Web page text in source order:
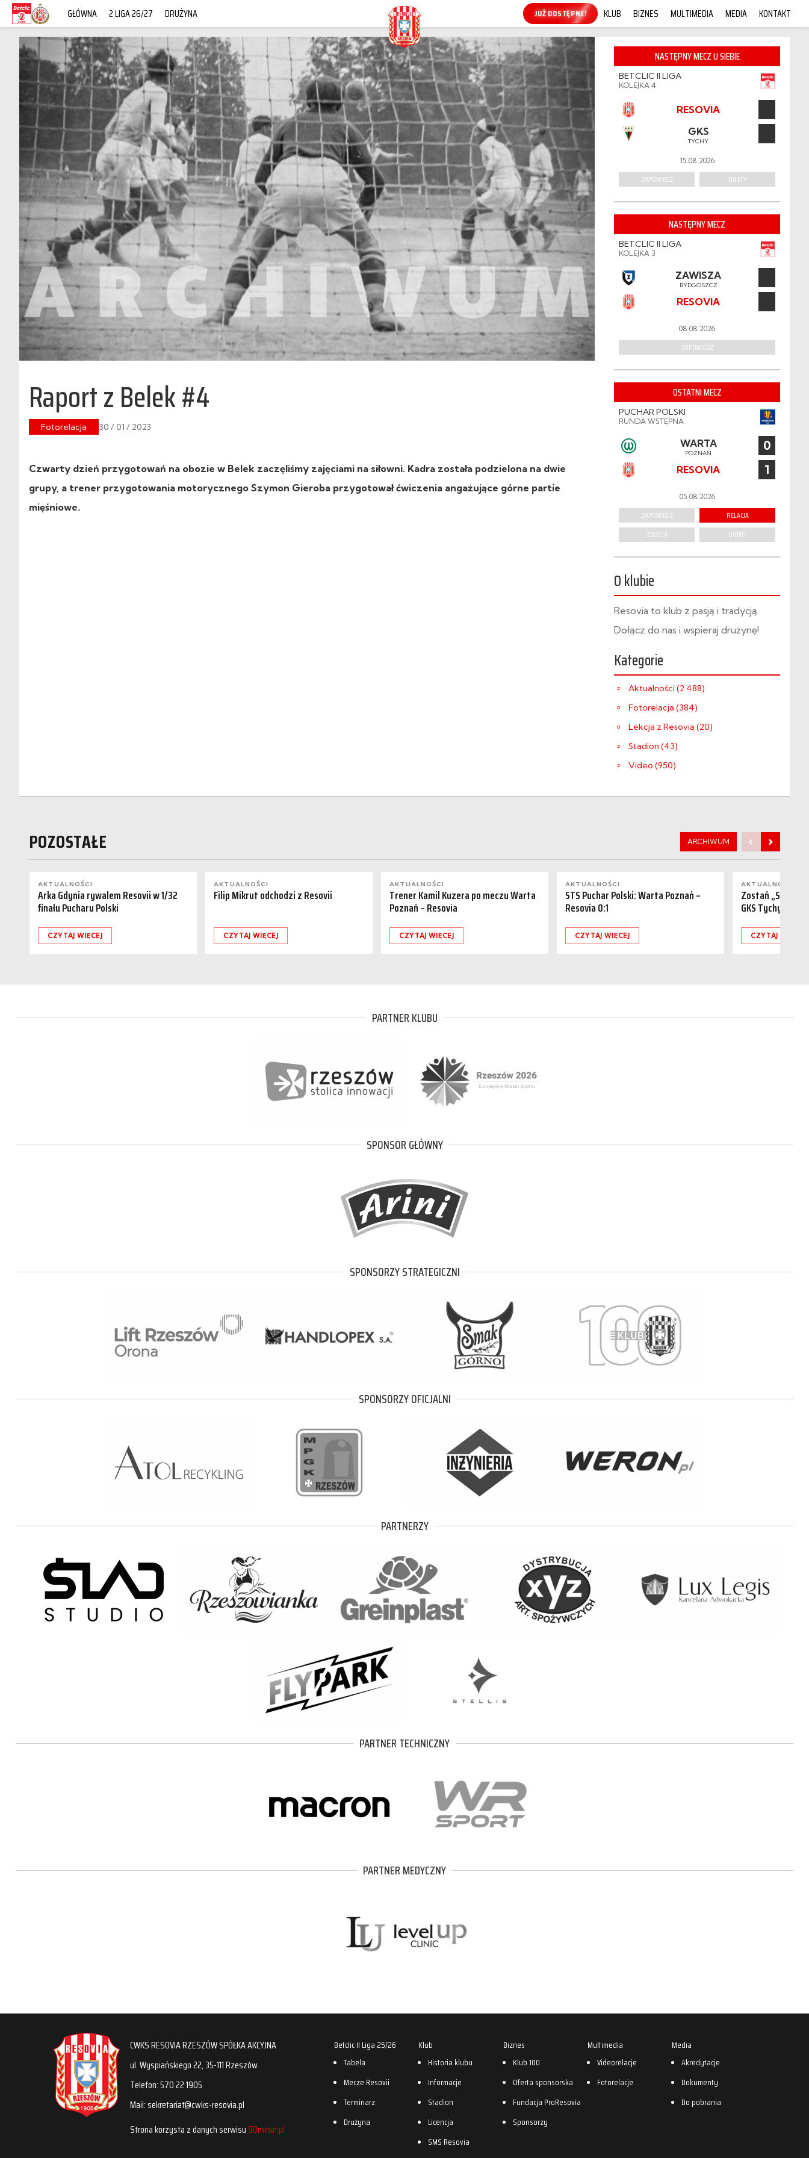
GŁÓWNA 2 LIGA 26/27 DRUŻYNA KUP ONLINE! KLUB BIZNES MULTIMEDIA MEDIA KONTAKT
Raport z Belek #4
Fotorelacja 30 / 01 / 2023
Czwarty dzień przygotowań na obozie w Belek zaczęliśmy zajęciami na siłowni. Kadra została podzielona na dwie
grupy, a trener przygotowania motorycznego Szymon Gieroba przygotował ćwiczenia angażujące górne partie
mięśniowe.
NASTĘPNY MECZ U SIEBIE
BETCLIC II LIGA
KOLEJKA 4
RESOVIA
GKS
TYCHY
15.08.2026
ZAPOWIEDŹ BILETY
NASTĘPNY MECZ
BETCLIC II LIGA
KOLEJKA 3
ZAWISZA
BYDGOSZCZ
RESOVIA
08.08.2026
ZAPOWIEDŹ
OSTATNI MECZ
PUCHAR POLSKI
RUNDA WSTĘPNA
WARTA
POZNAŃ 0
RESOVIA 1
05.08.2026
ZAPOWIEDŹ
RELACJA
ZDJĘCIA
VIDEO
O klubie
Resovia to klub z pasją i tradycją.
Dołącz do nas i wspieraj drużynę!
Kategorie
Aktualności (2 488)
Fotorelacja (384)
Lekcja z Resovią (20)
Stadion (43)
Video (950)
POZOSTAŁE ARCHIWUM
AKTUALNOŚCI
Arka Gdynia rywalem Resovii w 1/32
finału Pucharu Polski
CZYTAJ WIĘCEJ
AKTUALNOŚCI
Filip Mikrut odchodzi z Resovii
CZYTAJ WIĘCEJ
AKTUALNOŚCI
Trener Kamil Kuzera po meczu Warta
Poznań – Resovia
CZYTAJ WIĘCEJ
AKTUALNOŚCI
STS Puchar Polski: Warta Poznań –
Resovia 0:1
CZYTAJ WIĘCEJ
AKTUALNOŚCI
Zostań
GKS Tychy
CZYTAJ WIĘCEJ
PARTNER KLUBU
SPONSOR GŁÓWNY
SPONSORZY STRATEGICZNI
SPONSORZY OFICJALNI
PARTNERZY
PARTNER TECHNICZNY
PARTNER MEDYCZNY
CWKS RESOVIA RZESZÓW SPÓŁKA AKCYJNA
ul. Wyspiańskiego 22, 35-111 Rzeszów
Telefon: 570 22 1905
Mail: sekretariat@cwks-resovia.pl
Strona korzysta z danych serwisu90minut.pl
Betclic II Liga 25/26
Tabela
Mecze Resovii
Terminarz
Drużyna
Klub
Historia klubu
Informacje
Stadion
Licencja
SMS Resovia
Biznes
Klub 100
Oferta sponsorska
Fundacja ProResovia
Sponsorzy
Multimedia
Videorelacje
Fotorelacje
Media
Akredytacje
Dokumenty
Do pobrania